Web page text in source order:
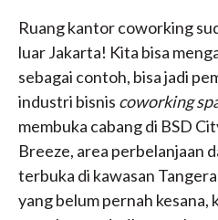
Ruang kantor coworking
luar Jakarta! Kita bisa
sebagai contoh, bisa jadi
industri bisnis coworking
membuka cabang di BSD
Breeze, area perbelanjaan
terbuka di kawasan
yang belum pernah kesana,